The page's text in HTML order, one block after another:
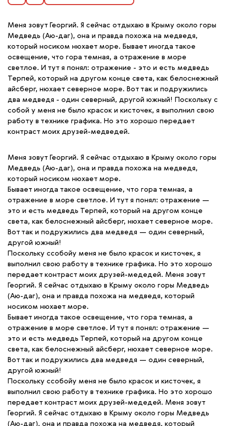
Меня зовут Георгий. Я сейчас отдыхаю в Крыму около горы
Медведь (Аю-даг), она и правда похожа на медведя,
который носиком нюхает море. Бывает иногда такое
освещение, что гора темная, а отражение в море
светлое. И тут я понял: отражение - это и есть медведь
Терпей, который на другом конце света, как белоснежный
айсберг, нюхает северное море. Вот так и подружились
два медведя - один северный, другой южный! Поскольку с
собой у меня не было красок и кисточек, я выполнил свою
работу в технике графика. Но это хорошо передает
контраст моих друзей-медведей.
Меня зовут Георгий. Я сейчас отдыхаю в Крыму около горы
Медведь (Аю-даг), она и правда похожа на медведя,
который носиком нюхает море.
Бывает иногда такое освещение, что гора темная, а
отражение в море светлое. И тут я понял: отражение —
это и есть медведь Терпей, который на другом конце
света, как белоснежный айсберг, нюхает северное море.
Вот так и подружились два медведя — один северный,
другой южный!
Поскольку ссобойу меня не было красок и кисточек, я
выполнил свою работу в технике графика. Но это хорошо
передает контраст моих друзей-медедей. Меня зовут
Георгий. Я сейчас отдыхаю в Крыму около горы Медведь
(Аю-даг), она и правда похожа на медведя, который
носиком нюхает море.
Бывает иногда такое освещение, что гора темная, а
отражение в море светлое. И тут я понял: отражение —
это и есть медведь Терпей, который на другом конце
света, как белоснежный айсберг, нюхает северное море.
Вот так и подружились два медведя — один северный,
другой южный!
Поскольку ссобойу меня не было красок и кисточек, я
выполнил свою работу в технике графика. Но это хорошо
передает контраст моих друзей-медедей. Меня зовут
Георгий. Я сейчас отдыхаю в Крыму около горы Медведь
(Аю-даг), она и правда похожа на медведя, который